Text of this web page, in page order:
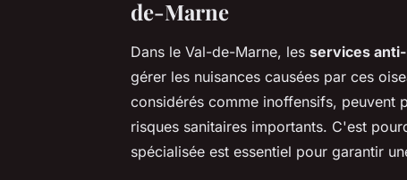
de-Marne
Dans le Val-de-Marne, les services
gérer les nuisances causées par ces
considérés comme inoffensifs, peuvent
risques sanitaires importants. C'est
spécialisée est essentiel pour garantir